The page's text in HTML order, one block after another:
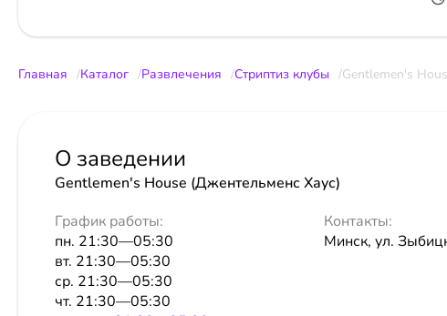
Главная Каталог Развлечения Стриптиз клубы Gentlemen's
О заведении
Gentlemen's House (Джентельменс Хаус)
График работы:
пн. 21:30—05:30
вт. 21:30—05:30
ср. 21:30—05:30
чт. 21:30—05:30
Контакты:
Минск, ул.